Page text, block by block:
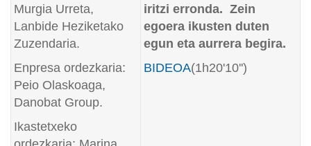
Murgia Urreta,
Lanbide Heziketako
Zuzendaria.
Enpresa ordezkaria:
Peio Olaskoaga,
Danobat Group.
Ikastetxeko
iritzi erronda. Zein
egoera ikusten duten
egun eta aurrera begira.
BIDEOA(1h20'10'')